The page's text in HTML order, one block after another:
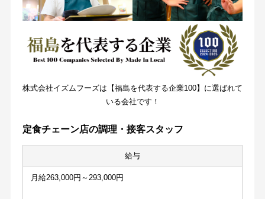
株式会社イズムフーズは【福島を代表する企業100】に選ばれて
いる会社です！
定食チェーン店の調理・接客スタッフ
給与
月給263,000円～293,000円